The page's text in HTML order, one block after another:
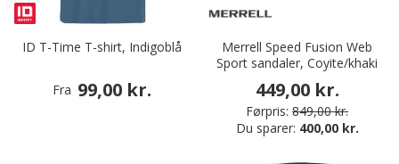
ID T-Time T-shirt, Indigoblå
Fra 99,00 kr.
Merrell Speed Fusion Web
Sport sandaler, Coyite/khaki
449,00 kr.
Førpris: 849,00 kr.
Du sparer: 400,00 kr.